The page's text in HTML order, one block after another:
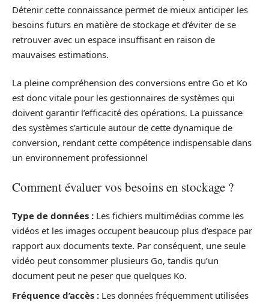
Détenir cette connaissance permet de mieux anticiper les
besoins futurs en matière de stockage et d’éviter de se
retrouver avec un espace insuffisant en raison de
mauvaises estimations.
La pleine compréhension des conversions entre Go et Ko
est donc vitale pour les gestionnaires de systèmes qui
doivent garantir l’efficacité des opérations. La puissance
des systèmes s’articule autour de cette dynamique de
conversion, rendant cette compétence indispensable dans
un environnement professionnel
Comment évaluer vos besoins en stockage ?
Type de données : Les fichiers multimédias comme les
vidéos et les images occupent beaucoup plus d’espace par
rapport aux documents texte. Par conséquent, une seule
vidéo peut consommer plusieurs Go, tandis qu’un
document peut ne peser que quelques Ko.
Fréquence d’accès : Les données fréquemment utilisées